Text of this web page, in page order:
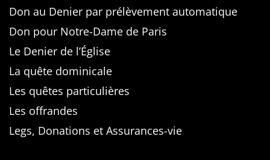
Don au Denier par prélèvement automatique
Don pour Notre-Dame de Paris
Le Denier de l’Église
La quête dominicale
Les quêtes particulières
Les offrandes
Legs, Donations et Assurances-vie